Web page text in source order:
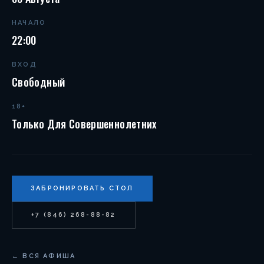
НАЧАЛО
22:00
ВХОД
Свободный
18+
Только Для Совершеннолетних
ЗАБРОНИРОВАТЬ СТОЛ
+7 (846) 268-88-82
← ВСЯ АФИША